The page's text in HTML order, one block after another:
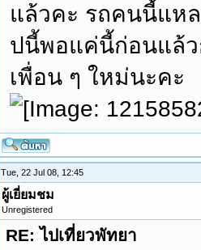
แล้วคะ รถคนนี้แห
ปนี้พอแค่นี้ก่อนแล้ว
เพื่อน ๆ ใหม่นะคะ
Tue, 22 Jul 08, 12:45
ผู้เยี่ยมชม
Unregistered
RE: ไปเที่ยวพัทยา